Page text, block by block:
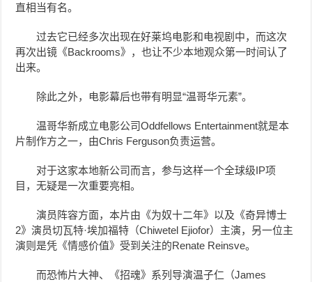
直相当有名。
过去它已经多次出现在好莱坞电影和电视剧中，而这次
再次出镜《Backrooms》，也让不少本地观众第一时间认了
出来。
除此之外，电影幕后也带有明显“温哥华元素”。
温哥华新成立电影公司Oddfellows Entertainment就是本
片制作方之一，由Chris Ferguson负责运营。
对于这家本地新公司而言，参与这样一个全球级IP项
目，无疑是一次重要亮相。
演员阵容方面，本片由《为奴十二年》以及《奇异博士
2》演员切瓦特·埃加福特（Chiwetel Ejiofor）主演，另一位主
演则是凭《情感价值》受到关注的Renate Reinsve。
而恐怖片大神、《招魂》系列导演温子仁（James